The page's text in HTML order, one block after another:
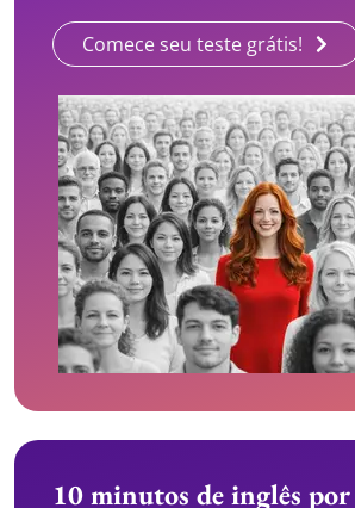
Comece seu teste grátis!
10 minutos de inglês